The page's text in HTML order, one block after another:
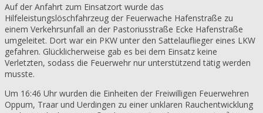
Auf der Anfahrt zum Einsatzort wurde das
Hilfeleistungslöschfahrzeug der Feuerwache Hafenstraße zu
einem Verkehrsunfall an der Pastoriusstraße Ecke Hafenstraße
umgeleitet. Dort war ein PKW unter den Sattelauflieger eines LKW
gefahren. Glücklicherweise gab es bei dem Einsatz keine
Verletzten, sodass die Feuerwehr nur unterstützend tätig werden
musste.
Um 16:46 Uhr wurden die Einheiten der Freiwilligen Feuerwehren
Oppum, Traar und Uerdingen zu einer unklaren Rauchentwicklung